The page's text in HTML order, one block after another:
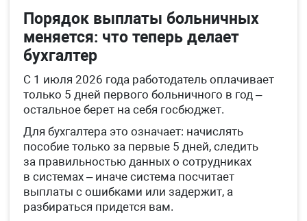
Порядок выплаты больничных
меняется: что теперь делает
бухгалтер
С 1 июля 2026 года работодатель оплачивает
только 5 дней первого больничного в год –
остальное берет на себя госбюджет.
Для бухгалтера это означает: начислять
пособие только за первые 5 дней, следить
за правильностью данных о сотрудниках
в системах – иначе система посчитает
выплаты с ошибками или задержит, а
разбираться придется вам.